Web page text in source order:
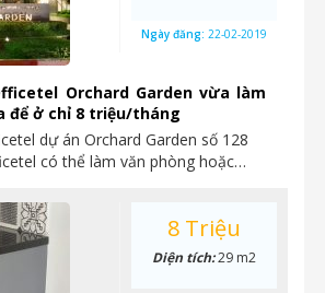
Orchard Garden vừa làm
để ở chỉ 8 triệu/tháng
dự án Orchard Garden số 128
có thể làm văn phòng hoặc…
Ngày đăng: 22-02-2019
8 Triệu
Diện tích:29 m2